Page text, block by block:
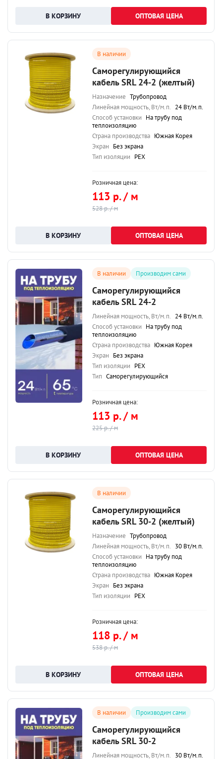
ОПТОВАЯ ЦЕНА
В наличии
Саморегулирующийся
кабель SRL 24-2 (желтый)
Назначение Трубопровод
Линейная мощность, Вт/м.п. 24 Вт/м.п.
Способ установки На трубу под
теплоизоляцию
Страна производства Южная Корея
Экран Без экрана
Тип изоляции PEX
Розничная цена:
113 р. / м
528 р. / м
ОПТОВАЯ ЦЕНА
В наличии Производим сами
Саморегулирующийся
кабель SRL 24-2
Линейная мощность, Вт/м.п. 24 Вт/м.п.
Способ установки На трубу под
теплоизоляцию
Страна производства Южная Корея
Экран Без экрана
Тип изоляции PEX
Тип Саморегулирующийся
Розничная цена:
113 р. / м
225 р. / м
ОПТОВАЯ ЦЕНА
В наличии
Саморегулирующийся
кабель SRL 30-2 (желтый)
Назначение Трубопровод
Линейная мощность, Вт/м.п. 30 Вт/м.п.
Способ установки На трубу под
теплоизоляцию
Страна производства Южная Корея
Экран Без экрана
Тип изоляции PEX
Розничная цена:
118 р. / м
538 р. / м
ОПТОВАЯ ЦЕНА
В наличии Производим сами
Саморегулирующийся
кабель SRL 30-2
Линейная мощность, Вт/м.п. 30 Вт/м.п.